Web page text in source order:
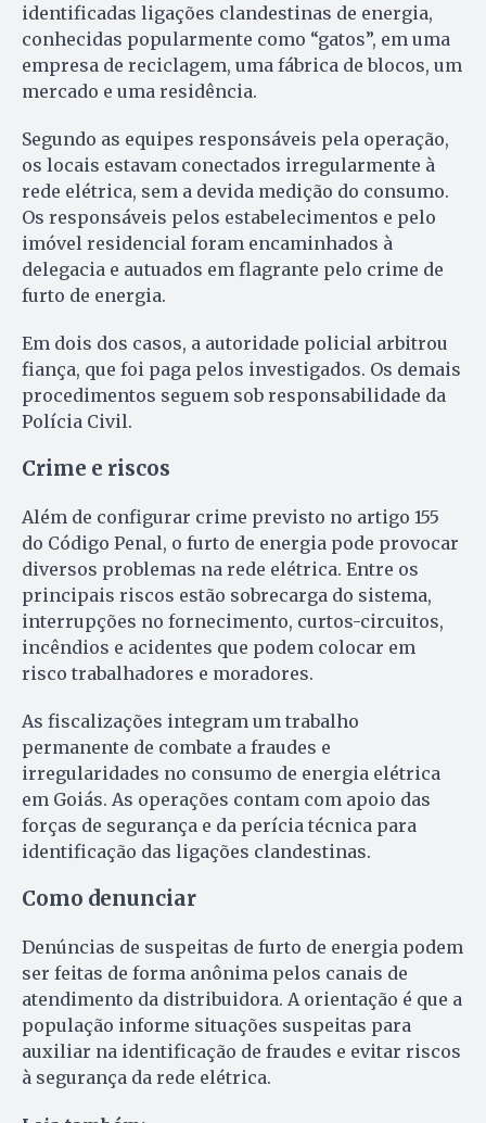
identificadas ligações clandestinas de energia,
conhecidas popularmente como “gatos”, em uma
empresa de reciclagem, uma fábrica de blocos, um
mercado e uma residência.
Segundo as equipes responsáveis pela operação,
os locais estavam conectados irregularmente à
rede elétrica, sem a devida medição do consumo.
Os responsáveis pelos estabelecimentos e pelo
imóvel residencial foram encaminhados à
delegacia e autuados em flagrante pelo crime de
furto de energia.
Em dois dos casos, a autoridade policial arbitrou
fiança, que foi paga pelos investigados. Os demais
procedimentos seguem sob responsabilidade da
Polícia Civil.
Crime e riscos
Além de configurar crime previsto no artigo 155
do Código Penal, o furto de energia pode provocar
diversos problemas na rede elétrica. Entre os
principais riscos estão sobrecarga do sistema,
interrupções no fornecimento, curtos-circuitos,
incêndios e acidentes que podem colocar em
risco trabalhadores e moradores.
As fiscalizações integram um trabalho
permanente de combate a fraudes e
irregularidades no consumo de energia elétrica
em Goiás. As operações contam com apoio das
forças de segurança e da perícia técnica para
identificação das ligações clandestinas.
Como denunciar
Denúncias de suspeitas de furto de energia podem
ser feitas de forma anônima pelos canais de
atendimento da distribuidora. A orientação é que a
população informe situações suspeitas para
auxiliar na identificação de fraudes e evitar riscos
à segurança da rede elétrica.